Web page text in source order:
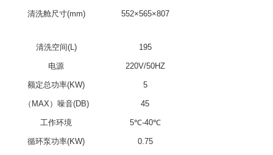
清洗舱尺寸(mm) 552×565×807
清洗空间(L) 195
电源 220V/50HZ
额定总功率(KW) 5
（MAX）噪音(DB) 45
工作环境 5℃-40℃
循环泵功率(KW) 0.75